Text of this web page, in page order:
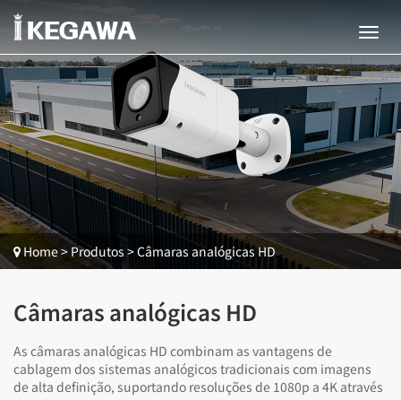
Home> Produtos >Câmaras analógicas HD
Câmaras analógicas HD
As câmaras analógicas HD combinam as vantagens de
cablagem dos sistemas analógicos tradicionais com imagens
de alta definição, suportando resoluções de 1080p a 4K através